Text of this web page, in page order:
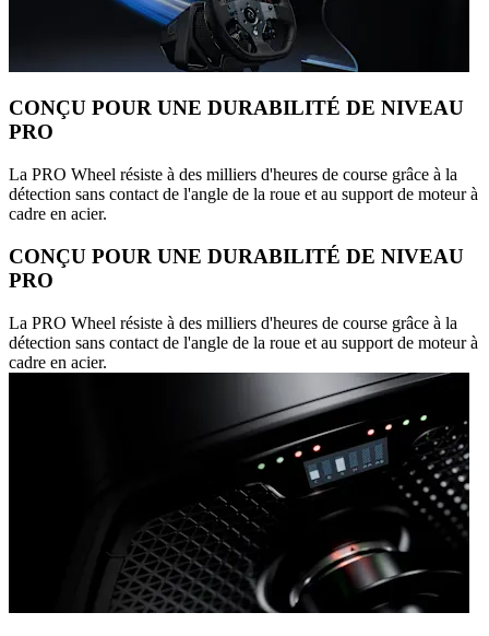
CONÇU POUR UNE DURABILITÉ DE NIVEAU
PRO
La PRO Wheel résiste à des milliers d'heures de course grâce à la
détection sans contact de l'angle de la roue et au support de moteur à
cadre en acier.
CONÇU POUR UNE DURABILITÉ DE NIVEAU
PRO
La PRO Wheel résiste à des milliers d'heures de course grâce à la
détection sans contact de l'angle de la roue et au support de moteur à
cadre en acier.